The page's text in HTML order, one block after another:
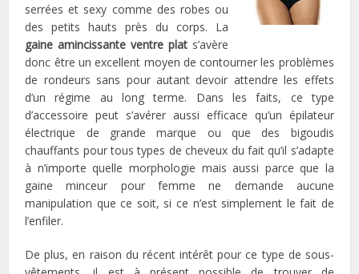
serrées et sexy comme des robes ou
des petits hauts près du corps. La
gaine amincissante ventre plat s’avère
donc être un excellent moyen de contourner les problèmes
de rondeurs sans pour autant devoir attendre les effets
d’un régime au long terme. Dans les faits, ce type
d’accessoire peut s’avérer aussi efficace qu’un épilateur
électrique de grande marque ou que des bigoudis
chauffants pour tous types de cheveux du fait qu’il s’adapte
à n’importe quelle morphologie mais aussi parce que la
gaine minceur pour femme ne demande aucune
manipulation que ce soit, si ce n’est simplement le fait de
l’enfiler.
De plus, en raison du récent intérêt pour ce type de sous-